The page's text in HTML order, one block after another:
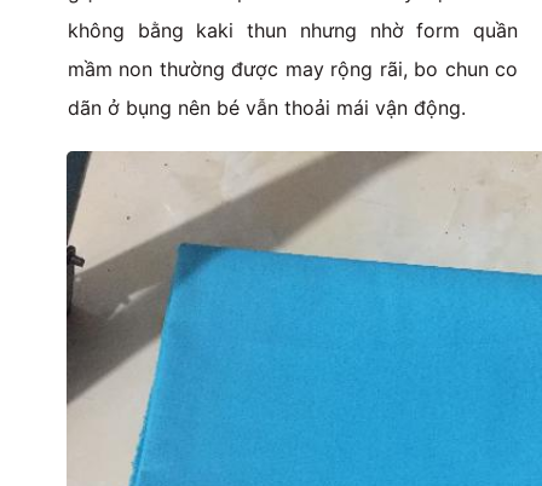
không bằng kaki thun nhưng nhờ form quần
mầm non thường được may rộng rãi, bo chun co
dãn ở bụng nên bé vẫn thoải mái vận động.